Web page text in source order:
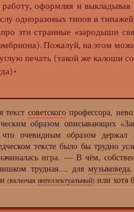
оформляя и
одноразовых типов и
эти странные «зародыши
Пожалуй, на этом
печать (такой же калоши
советскогопрофессора,
образом описывающих
очевидным образом держал
тексте было бы трудно
игра. — В чём,
трудная..., длямузыковеда
(включая интеллектуальный)или хотя